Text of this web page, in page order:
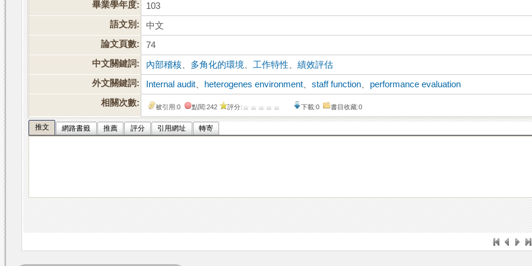
畢業學年度:
103
語文別:
中文
論文頁數:
74
中文關鍵詞:
內部稽核 多角化的環境 工作特性 、績效評估
外文關鍵詞:
Internal audit heterogenes environment 、staff function
performance evaluation
相關次數:
被引用:0 點閱:242 評分: 下載:0 書目收藏:0
推文 網路書籤 推薦 評分 引用網址 轉寄